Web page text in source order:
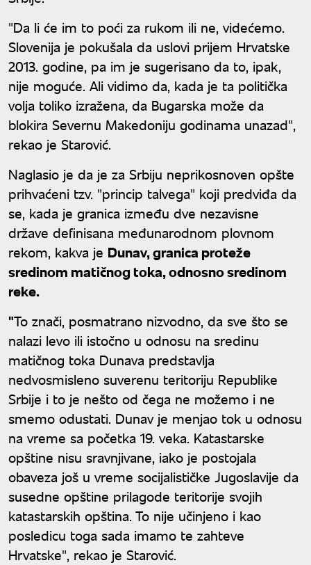
"Da li će im to poći za rukom ili ne, videćemo.
Slovenija je pokušala da uslovi prijem Hrvatske
2013. godine, pa im je sugerisano da to, ipak,
nije moguće. Ali vidimo da, kada je ta politička
volja toliko izražena, da Bugarska može da
blokira Severnu Makedoniju godinama unazad",
rekao je Starović.
Naglasio je da je za Srbiju neprikosnoven opšte
prihvaćeni tzv. "princip talvega" koji predviđa da
se, kada je granica između dve nezavisne
države definisana međunarodnom plovnom
rekom, kakva je Dunav, granica proteže
sredinom matičnog toka, odnosno sredinom
reke.
"To znači, posmatrano nizvodno, da sve što se
nalazi levo ili istočno u odnosu na sredinu
matičnog toka Dunava predstavlja
nedvosmisleno suverenu teritoriju Republike
Srbije i to je nešto od čega ne možemo i ne
smemo odustati. Dunav je menjao tok u odnosu
na vreme sa početka 19. veka. Katastarske
opštine nisu sravnjivane, iako je postojala
obaveza još u vreme socijalističke Jugoslavije da
susedne opštine prilagode teritorije svojih
katastarskih opština. To nije učinjeno i kao
posledicu toga sada imamo te zahteve
Hrvatske", rekao je Starović.